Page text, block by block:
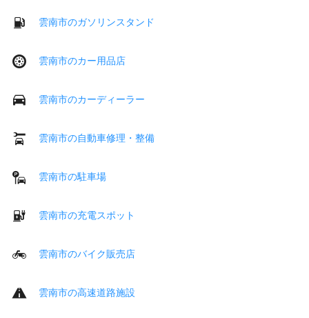
雲南市のガソリンスタンド
雲南市のカー用品店
雲南市のカーディーラー
雲南市の自動車修理・整備
雲南市の駐車場
雲南市の充電スポット
雲南市のバイク販売店
雲南市の高速道路施設